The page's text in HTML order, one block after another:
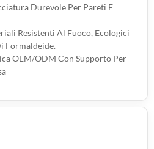
Durevole Per Pareti E
Resistenti Al Fuoco, Ecologici
Formaldeide.
OEM/ODM Con Supporto Per